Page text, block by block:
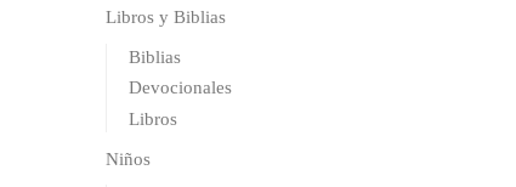
Libros y Biblias
Biblias
Devocionales
Libros
Niños